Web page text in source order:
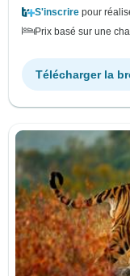
S'inscrire pour
Prix basé sur une
Télécharger la